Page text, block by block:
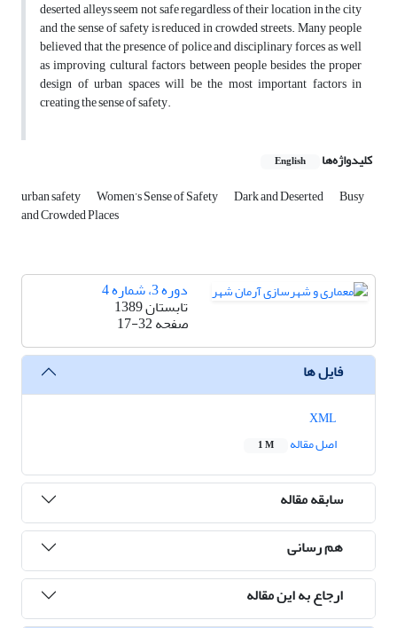
deserted alleys seem not safe regardless of their location in the city
and the sense of safety is reduced in crowded streets. Many people
believed that the presence of police and disciplinary forces as well
as improving cultural factors between people besides the proper
design of urban spaces will be the most important factors in
creating the sense of safety.
کلیدواژه‌ها English
urban safety Women’s Sense of Safety Dark and Deserted Busy
and Crowded Places
دوره 3، شماره 4
تابستان 1389
صفحه17-32
فایل ها
اصل مقاله
1 M
سابقه مقاله
هم رسانی
ارجاع به این مقاله